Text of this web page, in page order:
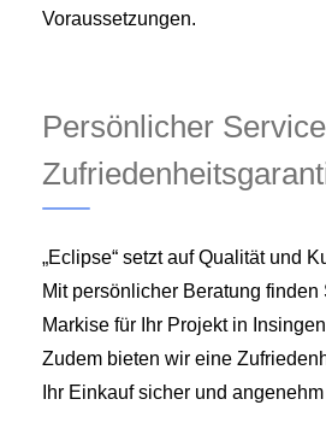
Voraussetzungen.
Persönlicher
„Eclipse“ setzt auf Qualität und
Mit persönlicher Beratung
Markise für Ihr Projekt in
Zudem bieten wir eine
Ihr Einkauf sicher und